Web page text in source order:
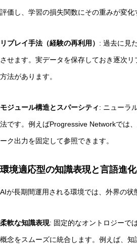
評価し、学習の損失関数にその重みが変
リプレイ手法（経験の再利用） : 過去に見
させます。実データを保存しておき逐次
方法があります。
モジュール構造とスパーシティ: ニューラ
法です。例えばProgressive Networkでは
ーク出力を固定して参照できます。
環境適応型の知識表現と言語進
AIが長期間運用される環境では、外界の
柔軟な知識表現: 固定的なオントロジーで
概念をスムーズに統合します。例えば、